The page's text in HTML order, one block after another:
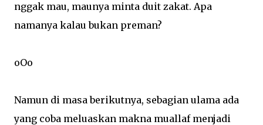
nggak mau, maunya minta duit zakat. Apa
namanya kalau bukan preman?
oOo
Namun di masa berikutnya, sebagian ulama ada
yang coba meluaskan makna muallaf menjadi